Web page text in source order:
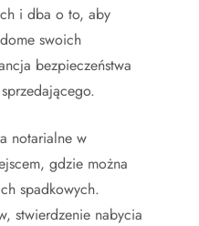
i dba o to, aby
swoich
bezpieczeństwa
notarialne w
gdzie można
spadkowych.
stwierdzenie nabycia